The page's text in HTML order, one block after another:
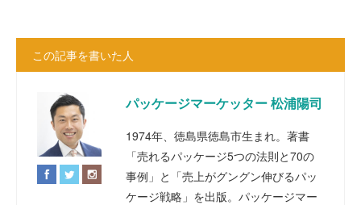
この記事を書いた人
パッケージマーケッター 松浦陽司
1974年、徳島県徳島市生まれ。著書
「売れるパッケージ5つの法則と70の
事例」と「売上がグングン伸びるパッ
ケージ戦略」を出版。パッケージマー